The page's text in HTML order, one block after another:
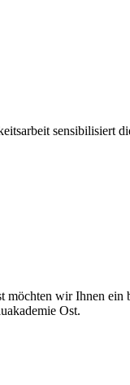
sensibilisiert
möchten wir Ihnen
Ost.